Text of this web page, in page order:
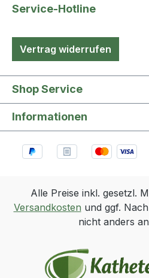
Service-Hotline
Vertrag widerrufen
Shop Service
Informationen
Alle Preise inkl. gesetzl.
Versandkosten und ggf.
nicht anders